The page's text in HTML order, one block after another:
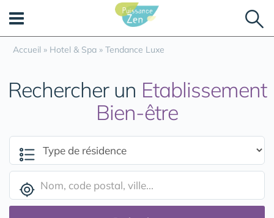
Accueil » Hotel & Spa » Tendance Luxe
Rechercher un Etablissement
Bien-être
Panneau de gestion des cookies